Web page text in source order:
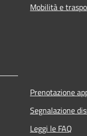
Mobilità e
Prenotazione
Segnalazione
Leggi le FAQ